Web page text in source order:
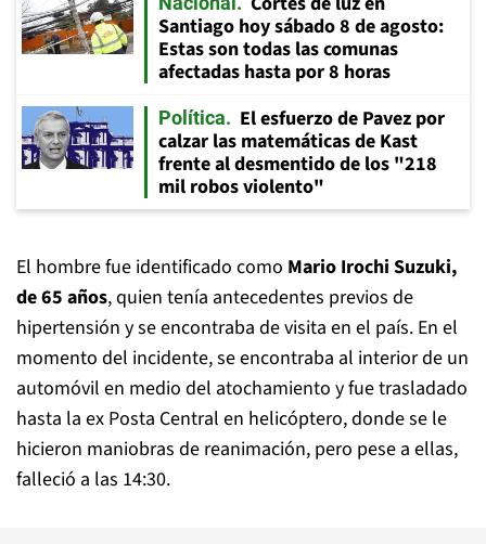
Santiago hoy sábado 8 de agosto:
Estas son todas las comunas
afectadas hasta por 8 horas
Política
El esfuerzo de Pavez por
calzar las matemáticas de Kast
frente al desmentido de los "218
mil robos violento"
El hombre fue identificado como Mario Irochi Suzuki,
de 65 años, quien tenía antecedentes previos de
hipertensión y se encontraba de visita en el país. En el
momento del incidente, se encontraba al interior de un
automóvil en medio del atochamiento y fue trasladado
hasta la ex Posta Central en helicóptero, donde se le
hicieron maniobras de reanimación, pero pese a ellas,
falleció a las 14:30.